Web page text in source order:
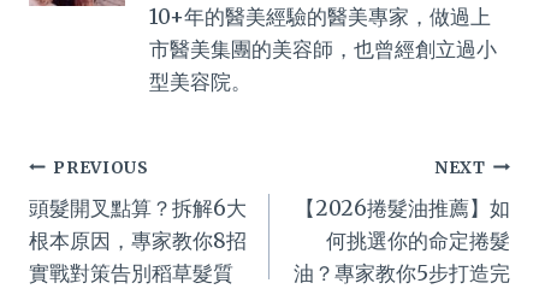
10+年的醫美經驗的醫美專家，做過上
市醫美集團的美容師，也曾經創立過小
型美容院。
Post
navigation
PREVIOUS
頭髮開叉點算？拆解6大
根本原因，專家教你8招
實戰對策告別稻草髮質
NEXT
【2026捲髮油推薦】如
何挑選你的命定捲髮
油？專家教你5步打造完